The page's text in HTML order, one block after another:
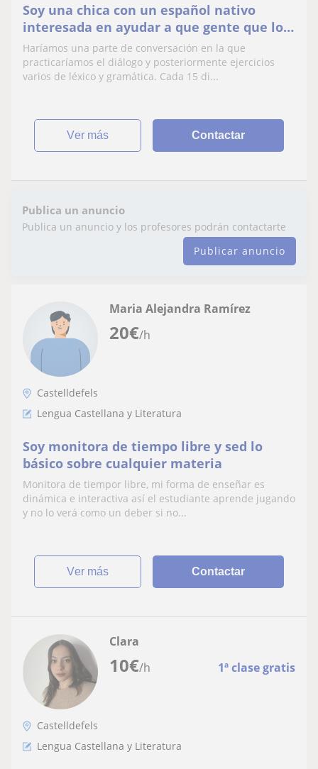
Soy una chica con un español nativo
interesada en ayudar a que gente que lo
necesite aprenda la lengua
Haríamos una parte de conversación en la que
practicaríamos el diálogo y posteriormente ejercicios
varios de léxico y gramática. Cada 15 di...
ver más Contactar
Publica un anuncio
Publica un anuncio y los profesores podrán contactarte
Publicar anuncio
20€/h
Maria Alejandra Ramírez
Castelldefels
Lengua Castellana y Literatura
Soy monitora de tiempo libre y sed lo
básico sobre cualquier materia
Monitora de tiempor libre, mi forma de enseñar es
dinámica e interactiva así el estudiante aprende jugando
y no lo verá como un deber si no...
ver más Contactar
10€/h 1ª clase gratis
Clara
Castelldefels
Lengua Castellana y Literatura